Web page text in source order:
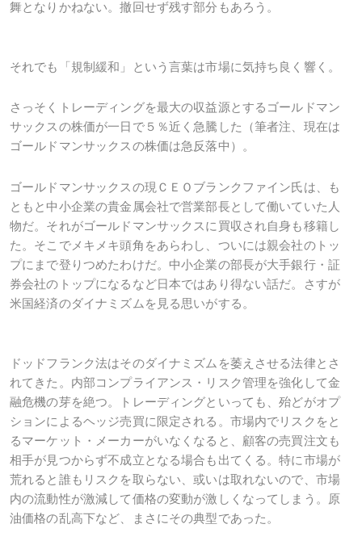
舞となりかねない。撤回せず残す部分もあろう。
それでも「規制緩和」という言葉は市場に気持ち良く響く。
さっそくトレーディングを最大の収益源とするゴールドマン
サックスの株価が一日で５％近く急騰した（筆者注、現在は
ゴールドマンサックスの株価は急反落中）。
ゴールドマンサックスの現ＣＥＯブランクファイン氏は、も
ともと中小企業の貴金属会社で営業部長として働いていた人
物だ。それがゴールドマンサックスに買収され自身も移籍し
た。そこでメキメキ頭角をあらわし、ついには親会社のトッ
プにまで登りつめたわけだ。中小企業の部長が大手銀行・証
券会社のトップになるなど日本ではあり得ない話だ。さすが
米国経済のダイナミズムを見る思いがする。
ドッドフランク法はそのダイナミズムを萎えさせる法律とさ
れてきた。内部コンプライアンス・リスク管理を強化して金
融危機の芽を絶つ。トレーディングといっても、殆どがオプ
ションによるヘッジ売買に限定される。市場内でリスクをと
るマーケット・メーカーがいなくなると、顧客の売買注文も
相手が見つからず不成立となる場合も出てくる。特に市場が
荒れると誰もリスクを取らない、或いは取れないので、市場
内の流動性が激減して価格の変動が激しくなってしまう。原
油価格の乱高下など、まさにその典型であった。